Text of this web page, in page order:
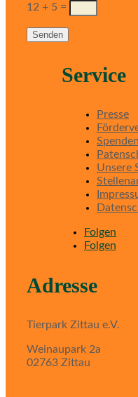
12 + 5 =
Senden
Service
Presse
Spenden
Unsere
Folgen
Folgen
Adresse
Tierpark Zittau e.V.
Weinaupark 2a
02763 Zittau